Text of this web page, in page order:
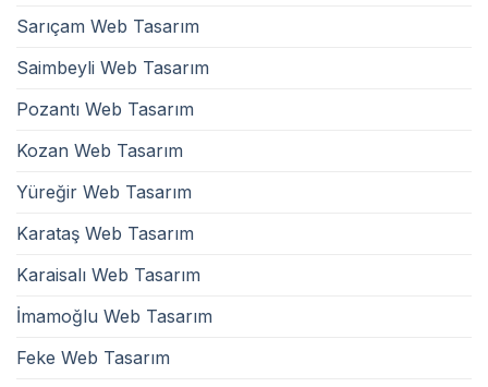
Sarıçam Web Tasarım
Saimbeyli Web Tasarım
Pozantı Web Tasarım
Kozan Web Tasarım
Yüreğir Web Tasarım
Karataş Web Tasarım
Karaisalı Web Tasarım
İmamoğlu Web Tasarım
Feke Web Tasarım